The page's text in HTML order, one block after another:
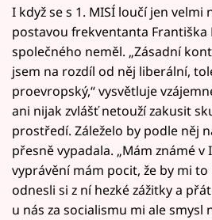
I když se s 1. MISÍ loučí jen velmi
postavou frekventanta Františka
společného neměl. „Zásadní
jsem na rozdíl od něj liberální,
proevropský,“ vysvětluje
ani nijak zvlášť netouží zakusit
prostředí. Záleželo by podle něj
přesně vypadala. „Mám známé v
vyprávění mám pocit, že by mi
odnesli si z ní hezké zážitky a
u nás za socialismu mi ale smysl